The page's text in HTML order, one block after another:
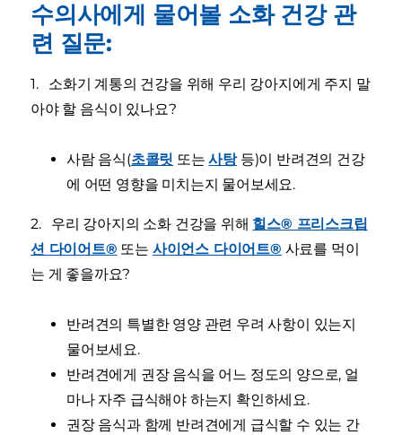
수의사에게 물어볼 소화 건강 관
련 질문:
1. 소화기 계통의 건강을 위해 우리 강아지에게 주지 말
아야 할 음식이 있나요?
사람 음식(초콜릿 또는사탕등)이 반려견의 건강
에 어떤 영향을 미치는지 물어보세요.
2. 우리 강아지의 소화 건강을 위해 힐스® 프리스크립
션 다이어트® 또는 사이언스 다이어트® 사료를 먹이
는 게 좋을까요?
반려견의 특별한 영양 관련 우려 사항이 있는지
물어보세요.
반려견에게 권장 음식을 어느 정도의 양으로, 얼
마나 자주 급식해야 하는지 확인하세요.
권장 음식과 함께 반려견에게 급식할 수 있는 간